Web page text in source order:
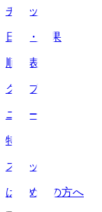
チケット
日程・結果
順位表
クラブ
ニュース
特集
スタッツ
はじめての方へ